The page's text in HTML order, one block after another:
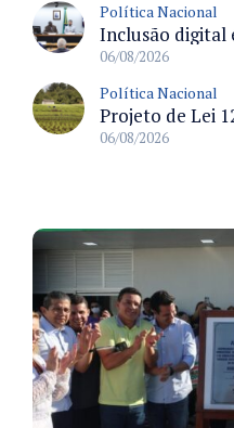
Política Nacional
06/08/2026
Política Nacional
06/08/2026